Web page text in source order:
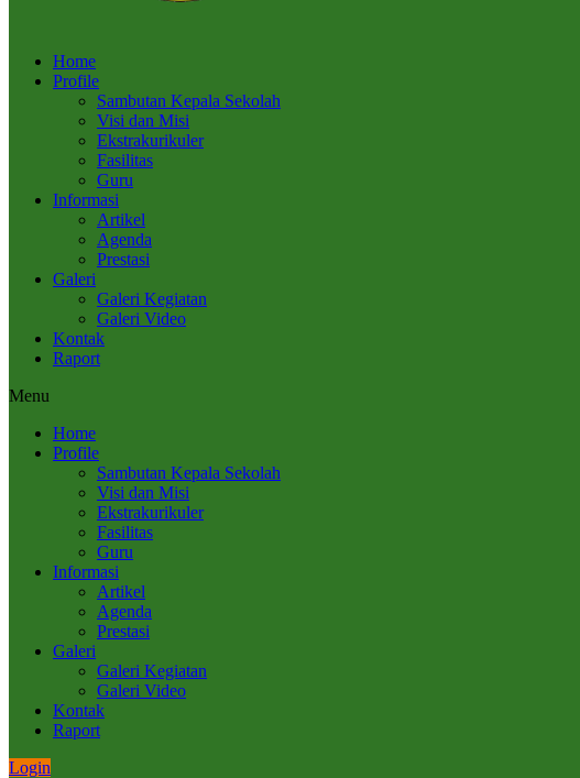
Home
Profile
Sambutan Kepala Sekolah
Visi dan Misi
Ekstrakurikuler
Fasilitas
Guru
Informasi
Artikel
Agenda
Prestasi
Galeri
Galeri Kegiatan
Galeri Video
Kontak
Raport
Menu
Home
Profile
Sambutan Kepala Sekolah
Visi dan Misi
Ekstrakurikuler
Fasilitas
Guru
Informasi
Artikel
Agenda
Prestasi
Galeri
Galeri Kegiatan
Galeri Video
Kontak
Raport
Login